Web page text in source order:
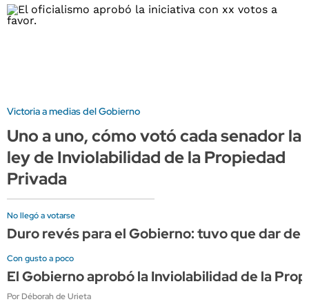
Victoria a medias del Gobierno
Uno a uno, cómo votó cada senador la
ley de Inviolabilidad de la Propiedad
Privada
No llegó a votarse
Duro revés para el Gobierno: tuvo que dar
Con gusto a poco
El Gobierno aprobó la Inviolabilidad de la
Por Déborah de Urieta